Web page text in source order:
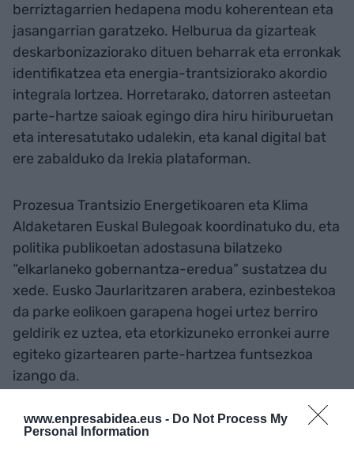
www.enpresabidea.eus - Do Not Process My
Personal Information
berriztagarrien hedapena modu koherentean eta
jasangarrian garatzeko. Helburua da gizarteak
deskarbonizaziorako dituen beharrak eta erronkak
identifikatzea eta energia-trantsiziorako akordio
integrala lortzea. Horretarako, datorren asteetan
parte-hartze saioak egingo dira hiru hiriburuetan
eta interesatutako udalekin, eta kanal digital bat
ere zabalduko da Irekia plataforman.
Prozesua Trantsizio Energetikoaren eta Klima
Aldaketaren Euskal Bulegoak koordinatuko du, eta
politika publikoetan adostasuna bilatzeko
“elkarlaneko gobernantza-eredua” sustatzea du
xede. Eusko Jaurlaritzaren arabera, ezinbestekoa
da parke eolikoen garapena hogei urtez berriro
geldirik ez uztea, eta etorkizuneko erronkei aurre
egiteko gizartearen parte-hartzea funtsezkoa
izango da.
GehituEnpresaBIDEA